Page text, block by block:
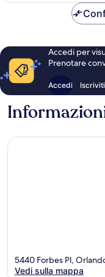
Accedi per
Prenotare
Accedi
5440 Forbes Pl,
Vedi sulla mappa